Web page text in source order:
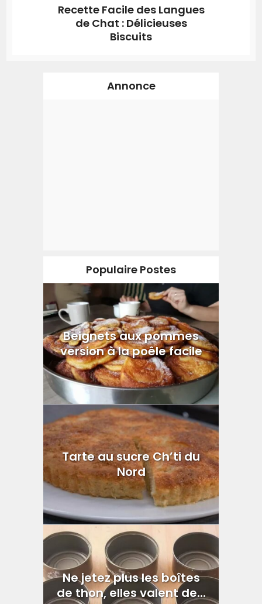
Recette Facile des Langues
de Chat : Délicieuses
Biscuits
Annonce
Populaire Postes
Beignets aux pommes
version à la poêle facile
Tarte au sucre Ch’ti du
Nord
Ne jetez plus les boîtes
de thon, elles valent de...